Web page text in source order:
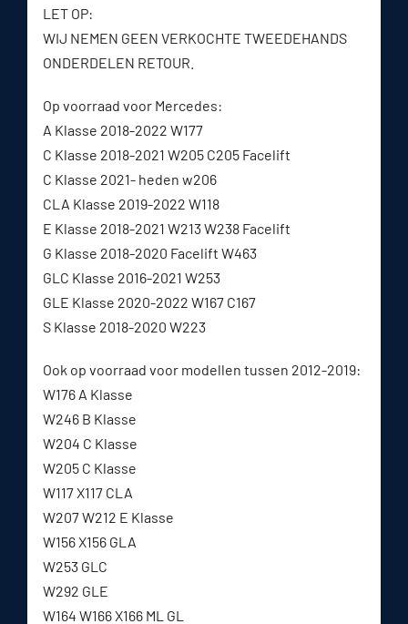
LET OP:
WIJ NEMEN GEEN VERKOCHTE TWEEDEHANDS
ONDERDELEN RETOUR.
Op voorraad voor Mercedes:
A Klasse 2018-2022 W177
C Klasse 2018-2021 W205 C205 Facelift
C Klasse 2021- heden w206
CLA Klasse 2019-2022 W118
E Klasse 2018-2021 W213 W238 Facelift
G Klasse 2018-2020 Facelift W463
GLC Klasse 2016-2021 W253
GLE Klasse 2020-2022 W167 C167
S Klasse 2018-2020 W223
Ook op voorraad voor modellen tussen 2012-2019:
W176 A Klasse
W246 B Klasse
W204 C Klasse
W205 C Klasse
W117 X117 CLA
W207 W212 E Klasse
W156 X156 GLA
W253 GLC
W292 GLE
W164 W166 X166 ML GL